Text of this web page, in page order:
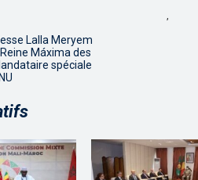
,
Lalla Meryem
Máxima des
spéciale